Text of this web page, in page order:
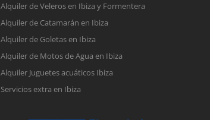
Alquiler de Veleros en Ibiza y Formentera
Alquiler de Catamarán en Ibiza
Alquiler de Goletas en Ibiza
Alquiler de Motos de Agua en Ibiza
Alquiler Juguetes acuáticos Ibiza
Servicios extra en Ibiza